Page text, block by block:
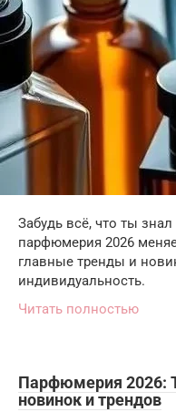
Забудь всё, что ты
парфюмерия 2026
главные тренды и
индивидуальность.
Читать полностью
Парфюмерия 2026:
новинок и трендов